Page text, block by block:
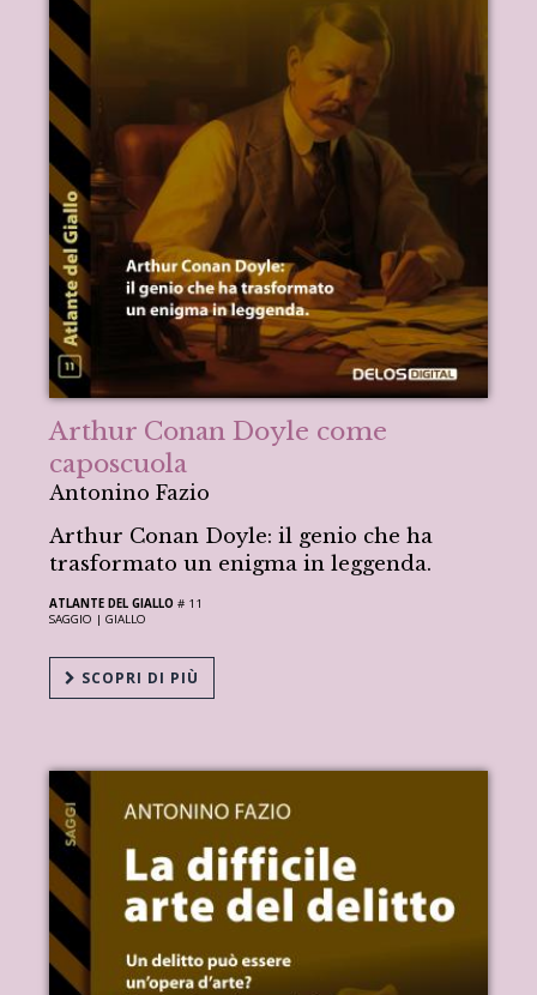
Arthur Conan Doyle come
caposcuola
Antonino Fazio
Arthur Conan Doyle: il genio che ha
trasformato un enigma in leggenda.
ATLANTE DEL GIALLO # 11
SAGGIO |GIALLO
SCOPRI DI PIÙ